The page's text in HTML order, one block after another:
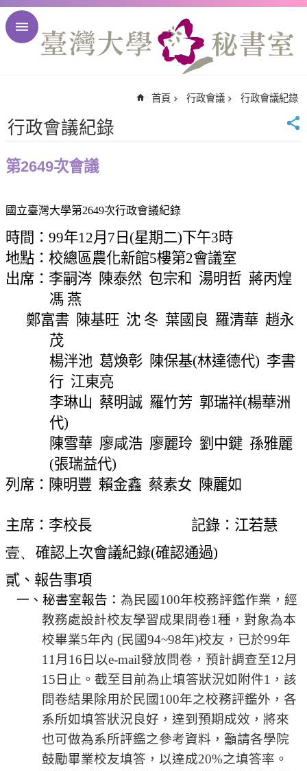
跳到主要內容區塊
首
頁
大
頁
大
校
訊
English
網
站
於
秘
室
服
務
團
首頁 行政會議 行政會議紀錄
行政會議紀錄
第2649次會議
國立臺灣大學第2649次行政會議紀錄
時間： 99年12月 7 日 (星期二)下午3時
地點：校總區農化新館5樓第2會議室
出席：李嗣涔 陳泰然 包宗和 湯明哲 蔣丙煌
馮 燕
鄭富書 陳基旺 沈 冬 葉國良 羅清華 趙永
茂
楊泮池 葛煥彰 陳保基(林達德代) 李書
行 江東亮
李琳山 蔡明誠 羅竹芳 郭瑞祥(楊華洲
代)
陳雪華 廖咸浩 廖麗玲 劉中鍵 孫雅麗
(張瑞益代)
列席：陳明豐 賴金鑫 蔡素女 陳麗如
主席：李校長
記錄：江若慧
壹、 確認上次會議紀錄(確認通過)
貳、報告事項
一、秘書室報告： 為民國100年校務評鑑作業，經
教務處設計校友學習成果問卷1種，對象為本
校畢業5年內 (民國94~98年)校友，已於99年
11 月 16 日以e-mail發放問卷，預計調查至12月
15 日 止。截至目前為止填答狀況如附件1 ，該
問卷結果除用於民國100年之校務評鑑外，各
系所如填答狀況良好，達到預期成效，將來
也可做為系所評鑑之參考資料，籲請各學院
鼓勵畢業校友填答，以達成20%之填答率 。